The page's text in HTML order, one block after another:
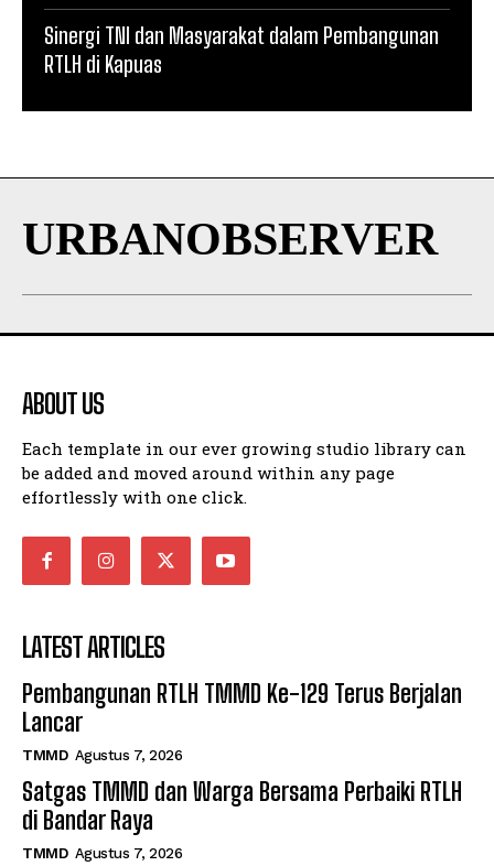
Sinergi TNI dan Masyarakat dalam Pembangunan
RTLH di Kapuas
URBANOBSERVER
ABOUT US
Each template in our ever growing studio library can
be added and moved around within any page
effortlessly with one click.
LATEST ARTICLES
Pembangunan RTLH TMMD Ke-129 Terus Berjalan
Lancar
TMMD Agustus 7, 2026
Satgas TMMD dan Warga Bersama Perbaiki RTLH
di Bandar Raya
TMMD Agustus 7, 2026